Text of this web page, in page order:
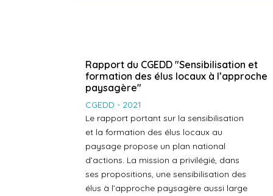
Rapport du CGEDD "Sensibilisation et
formation des élus locaux à l’approche
paysagère"
CGEDD - 2021
Le rapport portant sur la sensibilisation
et la formation des élus locaux au
paysage propose un plan national
d’actions. La mission a privilégié, dans
ses propositions, une sensibilisation des
élus à l’approche paysagère aussi large